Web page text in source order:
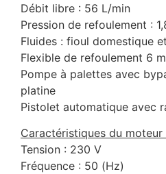
Débit libre : 56 L/min
Pression de refoulement :
Fluides : fioul domestique
Flexible de refoulement 6
Pompe à palettes avec
platine
Pistolet automatique avec
Caractéristiques du moteur
Tension : 230 V
Fréquence : 50 (Hz)